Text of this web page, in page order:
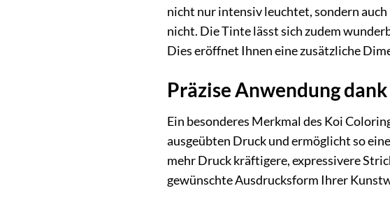
nicht nur intensiv leuchtet, sondern
nicht. Die Tinte lässt sich zudem
Dies eröffnet Ihnen eine zusätzliche
Präzise Anwendung
Ein besonderes Merkmal des Koi
ausgeübten Druck und ermöglicht so
mehr Druck kräftigere, expressivere
gewünschte Ausdrucksform Ihrer